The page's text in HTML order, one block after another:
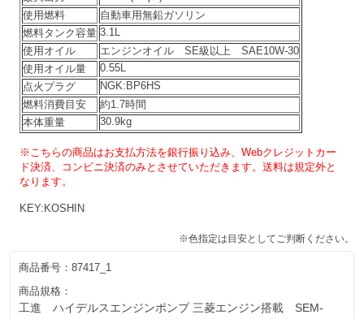
使用燃料
自動車用無鉛ガソリン
燃料タンク容量 3.1L
使用オイル
エンジンオイル SE級以上 SAE10W-30
使用オイル量
0.55L
点火プラグ
NGK:BP6HS
燃料消費目安
約1.7時間
本体重量
30.9kg
※こちらの商品はお支払方法を銀行振り込み、Webクレジットカー
ド決済、コンビニ決済のみとさせていただきます。 送料は規定外と
なります。
KEY:KOSHIN
※色指定は目安としてご判断ください。
商品番号： 87417_1
商品規格：
工進 ハイデルスエンジンポンプ 三菱エンジン搭載 SEM-